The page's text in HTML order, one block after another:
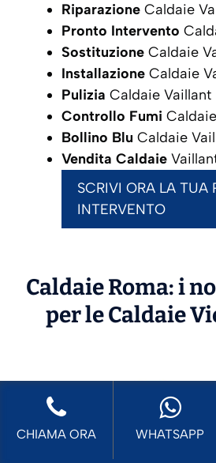
Riparazione Caldaie
Pronto Intervento
Sostituzione Caldaie
Installazione Caldaie
Pulizia Caldaie Vaillant
Controllo Fumi
Bollino Blu Caldaie
Vendita Caldaie
SCRIVI ORA LA TUA
INTERVENTO
Caldaie Roma: i
per le Caldaie
CHIAMA ORA WHATSAPP